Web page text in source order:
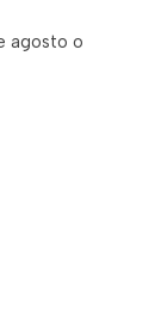
agosto o